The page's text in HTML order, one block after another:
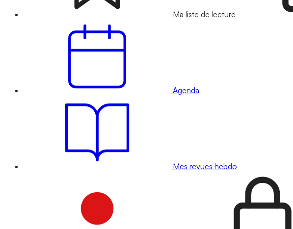
Ma liste de lecture
Agenda
Mes revues hebdo